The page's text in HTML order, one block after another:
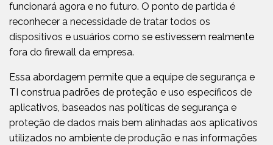
funcionará agora e no futuro. O ponto de partida é
reconhecer a necessidade de tratar todos os
dispositivos e usuários como se estivessem realmente
fora do firewall da empresa.
Essa abordagem permite que a equipe de segurança e
TI construa padrões de proteção e uso específicos de
aplicativos, baseados nas políticas de segurança e
proteção de dados mais bem alinhadas aos aplicativos
utilizados no ambiente de produção e nas informações